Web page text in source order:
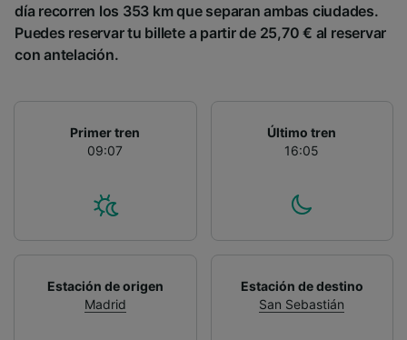
día recorren los 353 km que separan ambas ciudades.
Puedes reservar tu billete a partir de 25,70 € al reservar
con antelación.
Primer tren
09:07
Último tren
16:05
Estación de origen
Madrid
Estación de destino
San Sebastián